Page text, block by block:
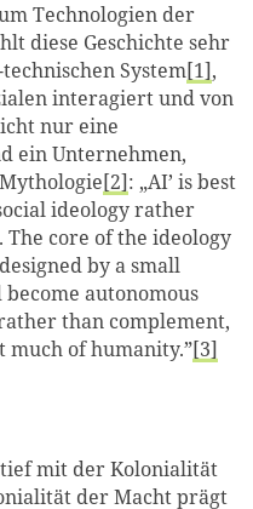
Technologien der
diese Geschichte sehr
System[1],
interagiert und von
nur eine
ein Unternehmen,
[2]: „AI’ is best
ideology rather
The core of the ideology
by a small
autonomous
than complement,
of humanity.”[3]
mit der Kolonialität
der Macht prägt